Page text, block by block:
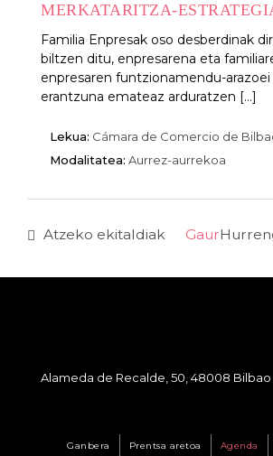
MERKATARITZA-
Familia Enpresak oso desberdinak
biltzen ditu, enpresarena eta
enpresaren funtzionamendu-
erantzuna emateaz arduratzen [...]
Lekua: Cámara de Comercio de
Modalitatea: Aurrez-aurrekoa
Atzeko ekitaldiak Gaur
Alameda de Recalde, 50, 48008
Ganbera Prentsa aretoa Agenda